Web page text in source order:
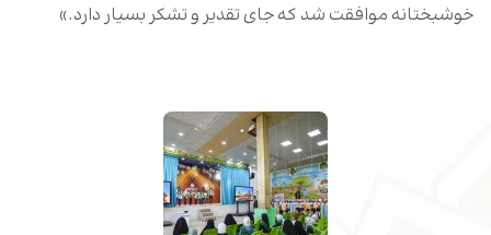
خوشبختانه موافقت شد که جای تقدیر و تشکر بسیار دارد.»